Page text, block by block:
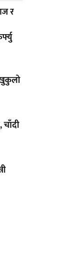
र
खुकुलो